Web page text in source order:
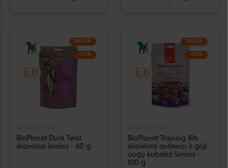
AKCIJA
−20%
BioPlanet Duck Twist
skanėstai šunims - 60 g
AKCIJA
−20%
BioPlanet Training Bits
skanėstai antienos ir goji
uogų kubeliai šunims -
100 g